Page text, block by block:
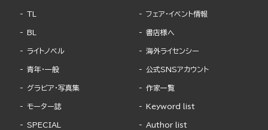
TL
BL
ライトノベル
青年・一般
グラビア・写真集
モーター誌
SPECIAL
フェア・イベント情報
書店様へ
海外ライセンシー
公式SNSアカウント
作家一覧
Keyword list
Author list